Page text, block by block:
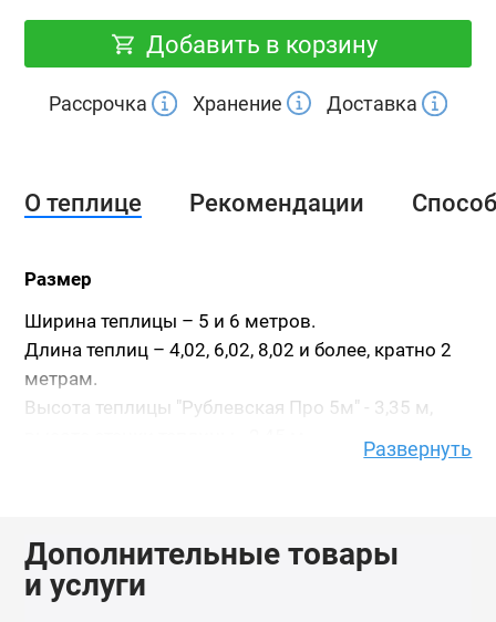
Добавить в корзину
Рассрочка Хранение Доставка
О теплице Рекомендации
Размер
Ширина теплицы – 5 и 6 метров.
Длина теплиц – 4,02, 6,02, 8,02 и более, кратно 2
метрам.
Высота теплицы "Рублевская Про 5м" - 3,35 м,
Высота теплицы "Рублевская Про 6м" - 3,55 м,
150х100.
Каркас
Развернуть
Дополнительные товары
и услуги